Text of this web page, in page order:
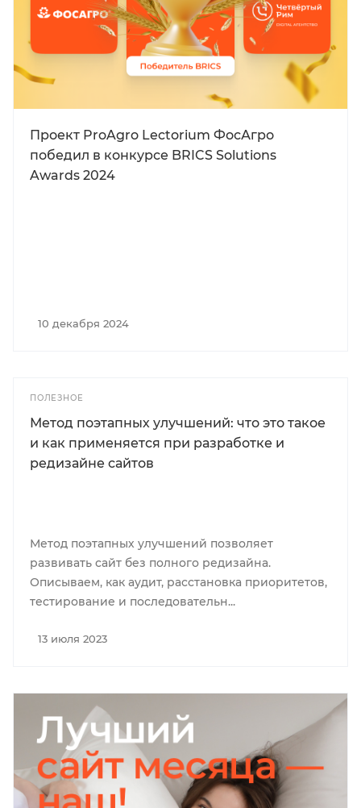
Проект ProAgro Lectorium ФосАгро
победил в конкурсе BRICS Solutions
Awards 2024
10 декабря 2024
ПОЛЕЗНОЕ
Метод поэтапных улучшений: что это такое
и как применяется при разработке и
редизайне сайтов
Метод поэтапных улучшений позволяет
развивать сайт без полного редизайна.
Описываем, как аудит, расстановка приоритетов,
тестирование и последовательн...
13 июля 2023